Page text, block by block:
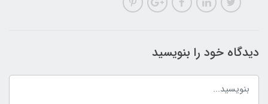
دیدگاه خود را بنویسید